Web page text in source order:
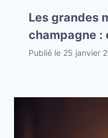
Les grandes
champagne :
Publié le 25 janvier